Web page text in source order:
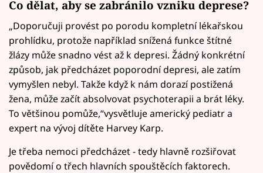
Co dělat, aby se zabránilo vzniku deprese?
„Doporučuji provést po porodu kompletní lékařskou
prohlídku, protože například snížená funkce štítné
žlázy může snadno vést až k depresi. Žádný konkrétní
způsob, jak předcházet poporodní depresi, ale zatím
vymyšlen nebyl. Takže když k nám dorazí postižená
žena, může začít absolvovat psychoterapii a brát léky.
To většinou pomůže,“vysvětluje americký pediatr a
expert na vývoj dítěte Harvey Karp.
Je třeba nemoci předcházet - tedy hlavně rozšiřovat
povědomí o třech hlavních spouštěcích faktorech.